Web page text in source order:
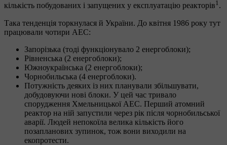
кількість побудованих і запущених у експлуатацію реакторів1.
Така тенденція торкнулася й України. До квітня 1986 року тут
працювали чотири АЕС:
Запорізька (тоді функціонувало 2 енергоблоки);
Рівненська (2 енергоблоки);
Южноукраїнська (2 енергоблоки);
Чорнобильська (4 енергоблоки).
Потужність деяких із них планували збільшувати,
добудовуючи нові блоки. У цей час тривало
спорудження Хмельницької АЕС. Перший атомний
реактор на ній запустили через рік після чорнобильської
аварії. Людей непокоїла велика кількість його
позапланових зупинок, тож вони виходили на
екопротести.